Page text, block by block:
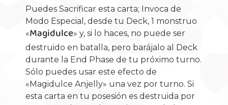
Puedes Sacrificar esta carta; Invoca de
Modo Especial, desde tu Deck, 1 monstruo
«Magidulce» y, si lo haces, no puede ser
destruido en batalla, pero barájalo al Deck
durante la End Phase de tu próximo turno.
Sólo puedes usar este efecto de
«Magidulce Anjelly» una vez por turno. Si
esta carta en tu posesión es destruida por